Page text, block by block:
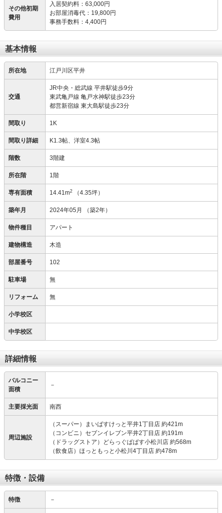
その他初期
費用
入居契約料 ： 63,000円
お部屋消毒代 ： 19,800円
事務手数料 ： 4,400円
基本情報
所在地 江戸川区平井
交通
JR中央・総武線 平井駅徒歩9分
東武亀戸線 亀戸水神駅徒歩23分
都営新宿線 東大島駅徒歩23分
間取り 1K
間取り詳細 K1.3帖、洋室4.3帖
階数 3階建
所在階 1階
専有面積 14.41m2 （4.35坪）
築年月 2024年05月 （築2年）
物件種目 アパート
建物構造 木造
部屋番号 102
駐車場 無
リフォーム 無
小学校区
中学校区
詳細情報
バルコニー
面積
－
主要採光面 南西
周辺施設
（スーパー）まいばすけっと平井1丁目店 約421m
（コンビニ）セブンイレブン平井2丁目店 約191m
（ドラッグストア）どらっぐぱぱす小松川店 約568m
（飲食店）ほっともっと小松川4丁目店 約478m
特徴・設備
特徴 －